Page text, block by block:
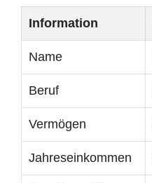
Information
Name
Beruf
Vermögen
Jahreseinkommen